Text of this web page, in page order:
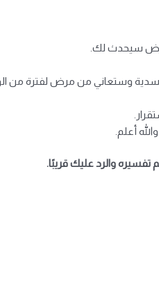
سيحدث لك.
وستعاني من مرض لفترة من
أعلم.
والرد عليك قريبًا.